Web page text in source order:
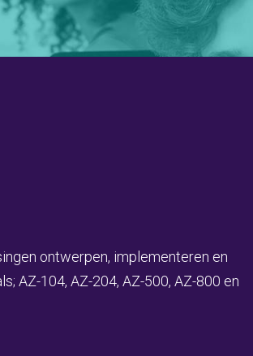
ontwerpen, implementeren en
AZ-104, AZ-204, AZ-500, AZ-800 en